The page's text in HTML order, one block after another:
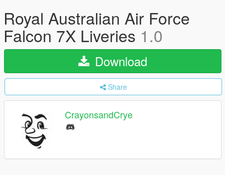
Royal Australian Air Force
Falcon 7X Liveries 1.0
Download
Share
CrayonsandCrye